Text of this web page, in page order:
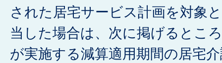
された居宅サービス計画を対象
当した場合は、次に掲げるとこ
が実施する減算適用期間の居宅